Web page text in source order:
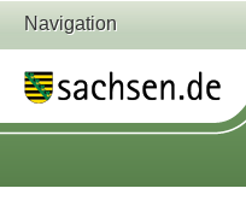
Navigation